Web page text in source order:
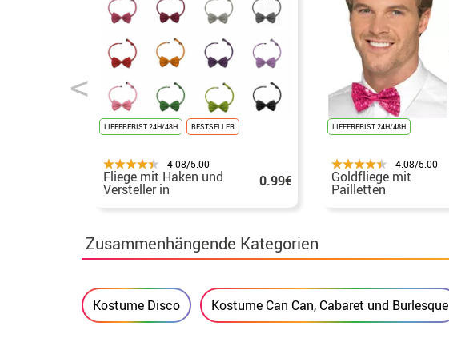
LIEFERFRIST 24H/48H BESTSELLER
4.08/5.00
Fliege mit Haken und
Versteller in 0.99€
LIEFERFRIST 24H/48H
4.08/5.00
Goldfliege mit
Pailletten
Zusammenhängende Kategorien
Kostume Disco Kostume Can Can, Cabaret und Burlesque